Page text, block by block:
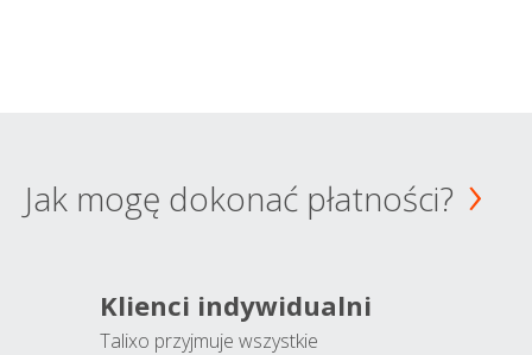
Jak mogę dokonać płatności?
Klienci indywidualni
Talixo przyjmuje wszystkie